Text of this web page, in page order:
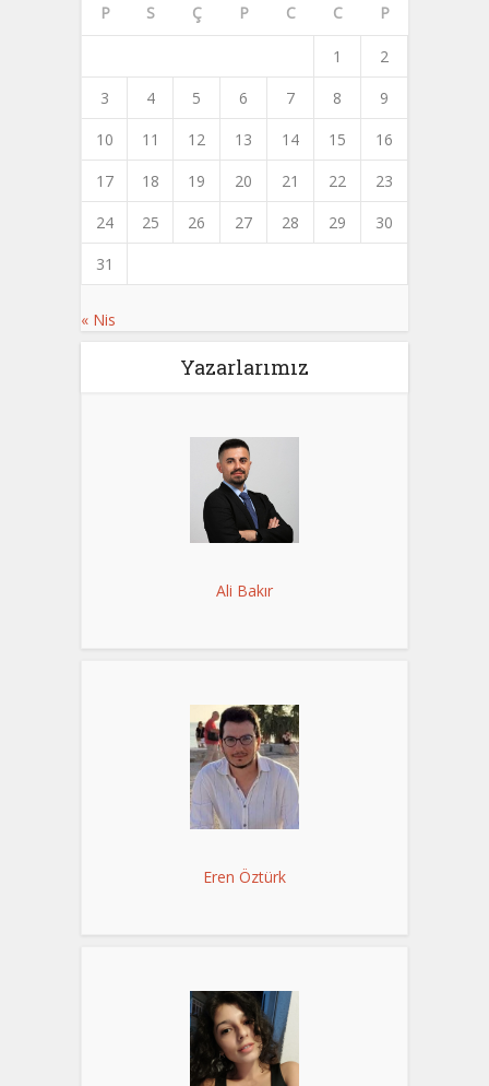
P S Ç P C C P
1
2
3
4 5 6 7 8
9
10
11 12 13 14 15
16
17
18 19 20 21 22
23
24
25 26 27 28 29
30
31
« Nis
Yazarlarımız
Ali Bakır
Eren Öztürk